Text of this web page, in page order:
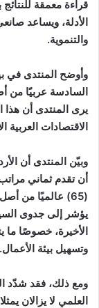
قراءة معمقة
الأدلة، ويساعد
والتنموية.
وأوضح المنتدى في
يرى المنتدى أن
الاقتصادات العربية
وبيّن المنتدى أن
يؤشر إلى جدوى
الأخيرة، خصوصًا ما
وتسهيل بيئة الأعمال.
ومع ذلك، فقد شدّد
العلمي لا يزالان